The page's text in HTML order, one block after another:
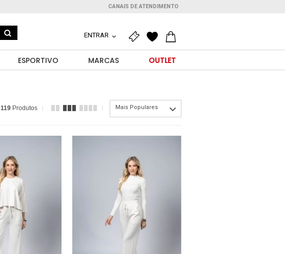
CANAIS DE ATENDIMENTO
ENTRAR
ESPORTIVO MARCAS OUTLET
119 Produtos Mais Populares